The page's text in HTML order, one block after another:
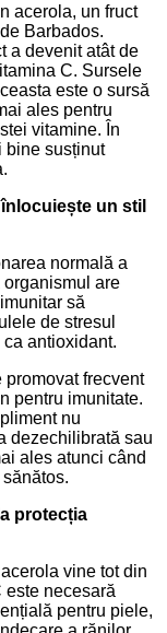
acerola, un fruct
Barbados.
a devenit atât de
C. Sursele
este o sursă
ales pentru
vitamine. În
bine susținut
un stil
normală a
are
să
de stresul
antioxidant.
promovat frecvent
pentru imunitate.
nu
dezechilibrată sau
ales atunci când
protecția
vine tot din
este necesară
pentru piele,